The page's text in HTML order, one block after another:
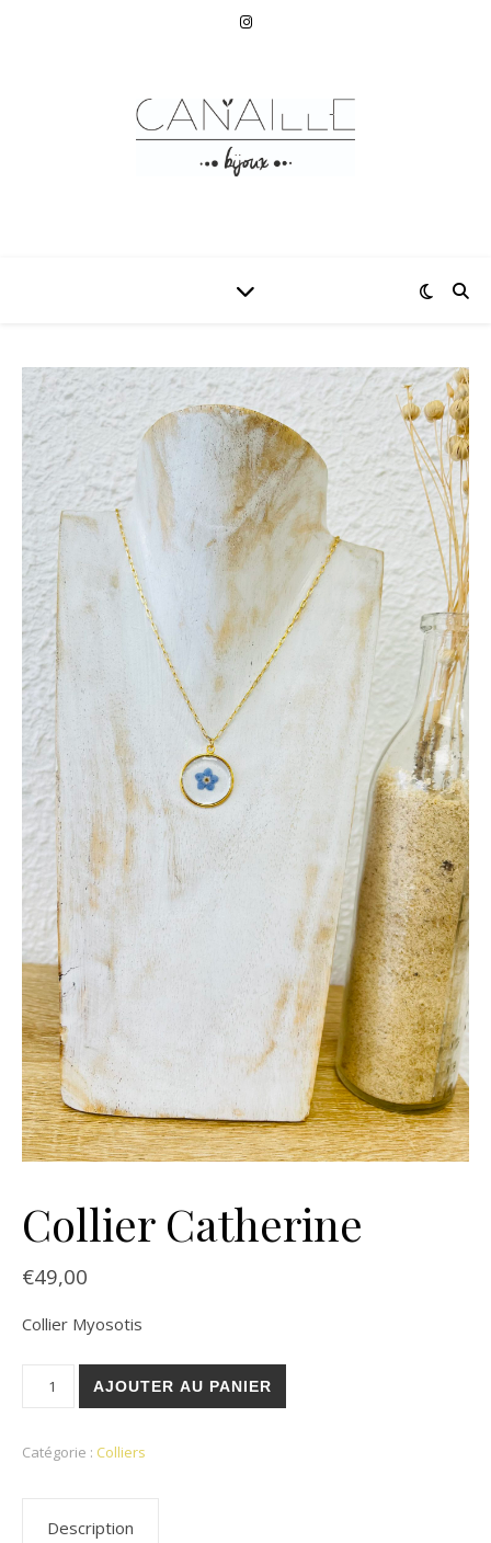
Collier Catherine
€49,00
Collier Myosotis
quantité de Collier Catherine
AJOUTER AU PANIER
Catégorie : Colliers
Description